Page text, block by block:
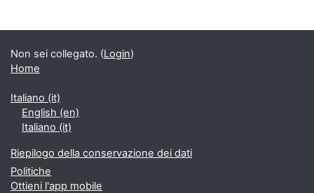
Blocchi supplementari
Non sei collegato. (Login)
Home
Italiano ‎(it)‎
English ‎(en)‎
Italiano ‎(it)‎
Riepilogo della conservazione dei dati
Politiche
Ottieni l'app mobile